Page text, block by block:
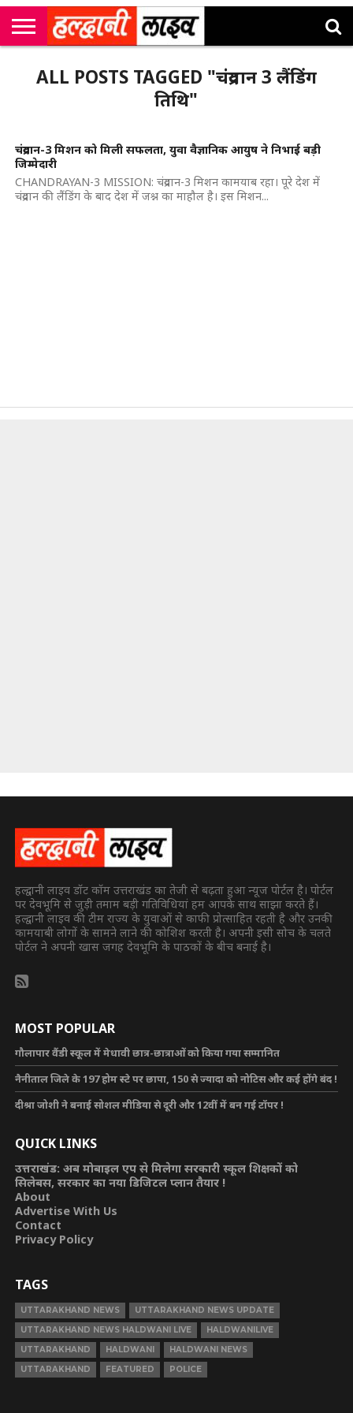
सी
एम
कॉर्नर
उत्तराखंड
न्यूज़
खेल
मनोरंजन
सम्पादकीय
जॉब
अलर्ट्स
ALL POSTS TAGGED "चंद्रयान 3 लैंडिंग
तिथि"
चंद्रयान-3 मिशन को मिली सफलता, युवा वैज्ञानिक आयुष ने निभाई बड़ी
जिम्मेदारी
CHANDRAYAN-3 MISSION: चंद्रयान-3 मिशन कामयाब रहा। पूरे देश में
चंद्रयान की लैंडिंग के बाद देश में जश्न का माहौल है। इस मिशन...
हल्द्वानी लाइव डॉट कॉम उत्तराखंड का तेजी से बढ़ता हुआ न्यूज पोर्टल है। पोर्टल
पर देवभूमि से जुड़ी तमाम बड़ी गतिविधियां हम आपके साथ साझा करते हैं।
हल्द्वानी लाइव की टीम राज्य के युवाओं से काफी प्रोत्साहित रहती है और उनकी
कामयाबी लोगों के सामने लाने की कोशिश करती है। अपनी इसी सोच के चलते
पोर्टल ने अपनी खास जगह देवभूमि के पाठकों के बीच बनाई है।
MOST POPULAR
गौलापार वैंडी स्कूल में मेधावी छात्र-छात्राओं को किया गया सम्मानित
नैनीताल जिले के 197 होम स्टे पर छापा, 150 से ज्यादा को नोटिस और कई होंगे बंद !
दीश्रा जोशी ने बनाई सोशल मीडिया से दूरी और 12वीं में बन गई टॉपर !
QUICK LINKS
उत्तराखंड: अब मोबाइल एप से मिलेगा सरकारी स्कूल शिक्षकों को
सिलेबस, सरकार का नया डिजिटल प्लान तैयार !
About
Advertise With Us
Contact
Privacy Policy
TAGS
UTTARAKHAND NEWS
UTTARAKHAND NEWS UPDATE
UTTARAKHAND NEWS HALDWANI LIVE
HALDWANILIVE
UTTARAKHAND
HALDWANI
HALDWANI NEWS
UTTARAKHAND
FEATURED POLICE